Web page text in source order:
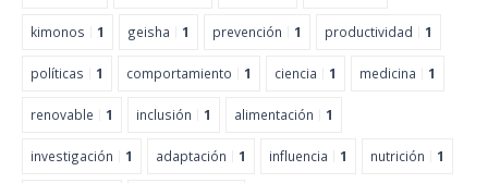
kimonos 1 geisha 1 prevención 1 productividad 1
políticas 1 comportamiento 1 ciencia 1 medicina 1
renovable 1 inclusión 1 alimentación 1
investigación 1 adaptación 1 influencia 1 nutrición 1